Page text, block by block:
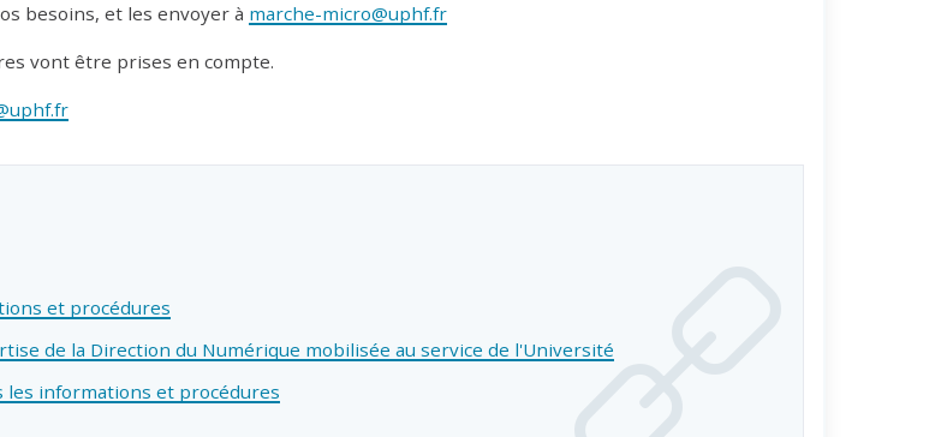
besoins, et les envoyer à marche-micro@uphf.fr
vont être prises en compte.
et procédures
de la Direction du Numérique mobilisée au service de l'Université
les informations et procédures